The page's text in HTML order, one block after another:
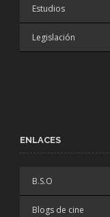
Estudios
Legislación
ENLACES
B.S.O
Blogs de cine